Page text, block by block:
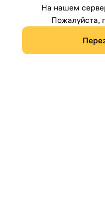
На нашем
Пожалуйста,